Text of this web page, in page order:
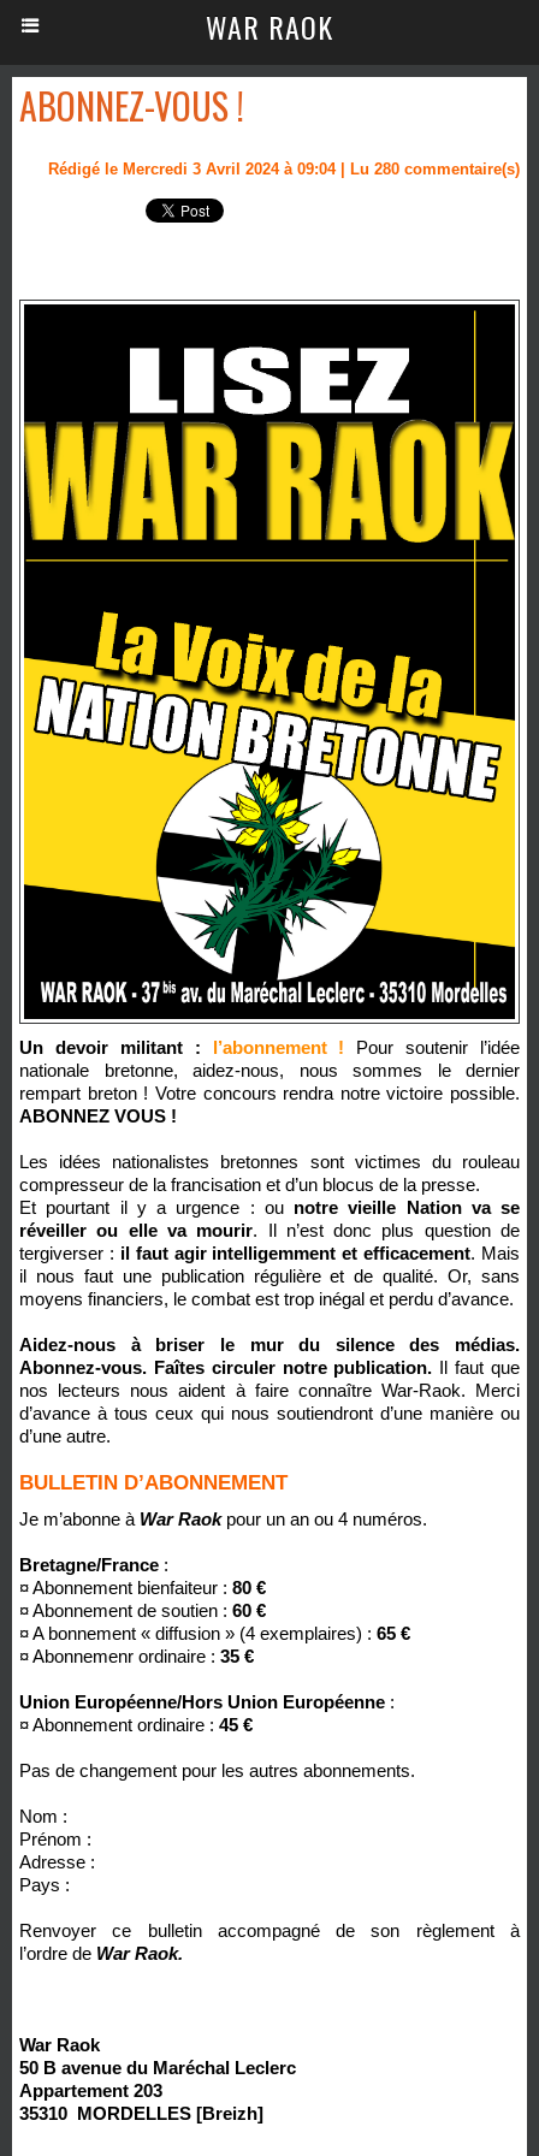
WAR RAOK
ABONNEZ-VOUS !
Rédigé le Mercredi 3 Avril 2024 à 09:04 | Lu 280 commentaire(s)
Un devoir militant : l’abonnement ! Pour soutenir l’idée
nationale bretonne, aidez-nous, nous sommes le dernier
rempart breton ! Votre concours rendra notre victoire possible.
ABONNEZ VOUS !
Les idées nationalistes bretonnes sont victimes du rouleau
compresseur de la francisation et d’un blocus de la presse.
Et pourtant il y a urgence : ou notre vieille Nation va se
réveiller ou elle va mourir. Il n’est donc plus question de
tergiverser : il faut agir intelligemment et efficacement. Mais
il nous faut une publication régulière et de qualité. Or, sans
moyens financiers, le combat est trop inégal et perdu d’avance.
Aidez-nous à briser le mur du silence des médias.
Abonnez-vous. Faîtes circuler notre publication. Il faut que
nos lecteurs nous aident à faire connaître War-Raok. Merci
d’avance à tous ceux qui nous soutiendront d’une manière ou
d’une autre.
BULLETIN D’ABONNEMENT
Je m’abonne à War Raok pour un an ou 4 numéros.
Bretagne/France :
¤ Abonnement bienfaiteur : 80 €
¤ Abonnement de soutien : 60 €
¤ A bonnement « diffusion » (4 exemplaires) : 65 €
¤ Abonnemenr ordinaire : 35 €
Union Européenne/Hors Union Européenne :
¤ Abonnement ordinaire : 45 €
Pas de changement pour les autres abonnements.
Nom :
Prénom :
Adresse :
Pays :
Renvoyer ce bulletin accompagné de son règlement à
l’ordre de War Raok.
War Raok
50 B avenue du Maréchal Leclerc
Appartement 203
35310 MORDELLES [Breizh]